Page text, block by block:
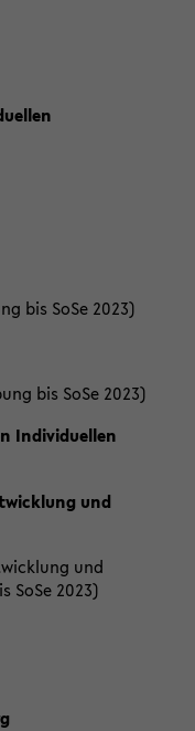
bis SoSe 2023)
bis SoSe 2023)
Individuellen
und
und
SoSe 2023)